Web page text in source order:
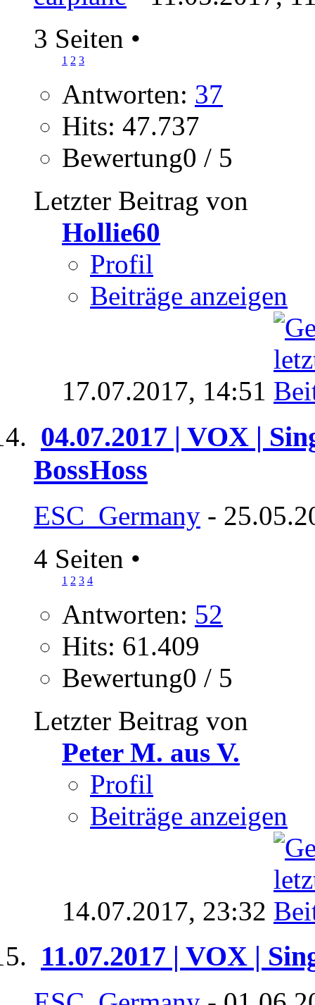
3 Seiten •
1 2 3
Antworten: 37
Hits: 47.737
Bewertung0 / 5
Letzter Beitrag von
Hollie60
Profil
Beiträge anzeigen
17.07.2017, 14:51
04.07.2017 | VOX |
BossHoss
ESC_Germany -
4 Seiten •
1 2 3 4
Antworten: 52
Hits: 61.409
Bewertung0 / 5
Letzter Beitrag von
Peter M. aus V.
Profil
Beiträge anzeigen
14.07.2017, 23:32
11.07.2017 | VOX |